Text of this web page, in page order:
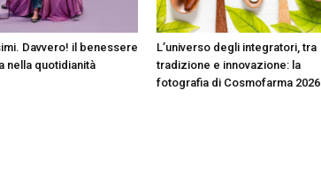
Davvero! il benessere
nella quotidianità
L’universo degli integratori, tra
tradizione e innovazione: la
fotografia di Cosmofarma 2026